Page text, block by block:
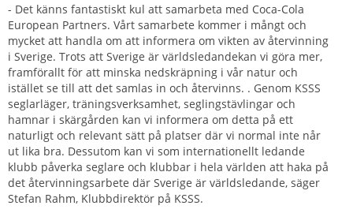
- Det känns fantastiskt kul att samarbeta med Coca-Cola
European Partners. Vårt samarbete kommer i mångt och
mycket att handla om att informera om vikten av återvinning
i Sverige. Trots att Sverige är världsledandekan vi göra mer,
framförallt för att minska nedskräpning i vår natur och
istället se till att det samlas in och återvinns. . Genom KSSS
seglarläger, träningsverksamhet, seglingstävlingar och
hamnar i skärgården kan vi informera om detta på ett
naturligt och relevant sätt på platser där vi normal inte når
ut lika bra. Dessutom kan vi som internationellt ledande
klubb påverka seglare och klubbar i hela världen att haka på
det återvinningsarbete där Sverige är världsledande, säger
Stefan Rahm, Klubbdirektör på KSSS.